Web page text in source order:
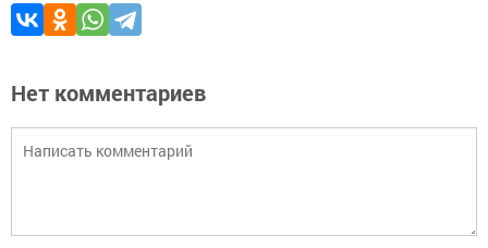
Нет комментариев